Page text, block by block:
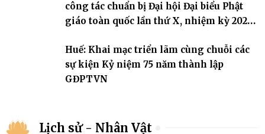
công tác chuẩn bị Đại hội Đại biểu Phật
giáo toàn quốc lần thứ X, nhiệm kỳ 2026-
Huế: Khai mạc triển lãm cùng chuỗi các
sự kiện Kỷ niệm 75 năm thành lập
GĐPTVN
Lịch sử - Nhân Vật